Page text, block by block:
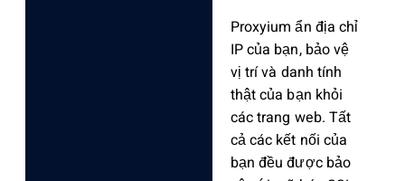
Proxyium ẩn địa chỉ
IP của bạn, bảo vệ
vị trí và danh tính
thật của bạn khỏi
các trang web. Tất
cả các kết nối của
bạn đều được bảo